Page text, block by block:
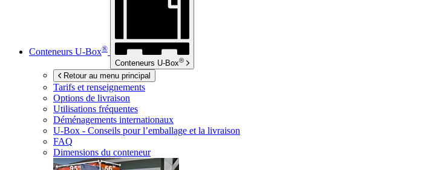
Conteneurs U-Box®
Conteneurs U-Box®
Retour au menu principal
Tarifs et renseignements
Options de livraison
Utilisations fréquentes
Déménagements internationaux
U-Box - Conseils pour l’emballage et la livraison
FAQ
Dimensions du conteneur